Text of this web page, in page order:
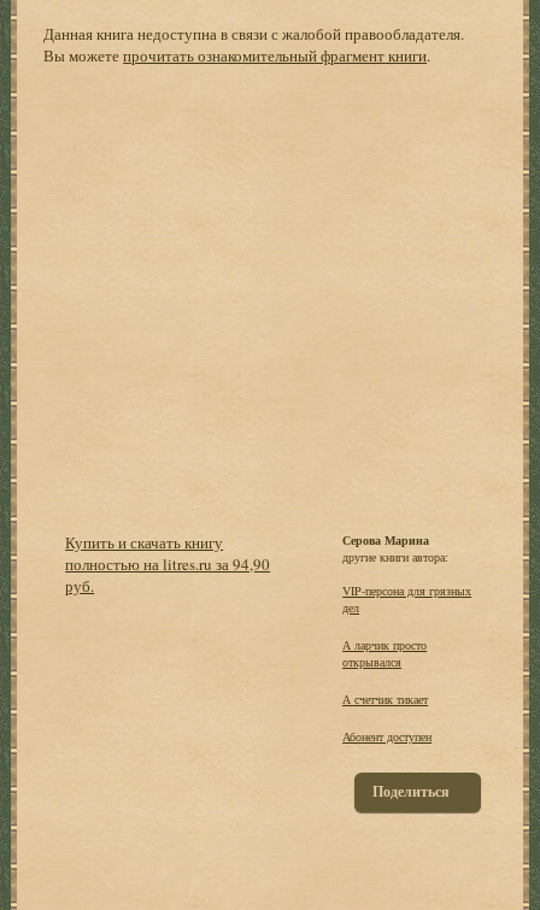
Данная книга недоступна в связи с жалобой правообладателя.
Вы можетепрочитать ознакомительный фрагмент книги.
Купить и скачать книгу
полностью на litres.ru за 94,90
руб.
Серова Марина
другие книги автора:
VIP-персона для грязных
дел
А ларчик просто
открывался
А счетчик тикает
Абонент доступен
Поделиться